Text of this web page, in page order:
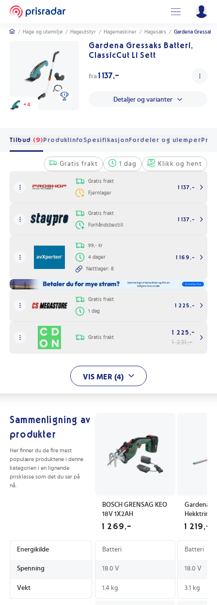
/ Hage og utemiljø / Hageutstyr / Hagemaskiner / Hagesaks / Gardena
+4
Gardena Gressaks Batteri,
ClassicCut Li Sett
fra 1 137,-
Detaljer og varianter
Tilbud (9)Produktinfo SpesifikasjonFordeler og ulemperPris
Gratis frakt 1 dag Klikk og hent
Gratis frakt
Fjernlager
1 137,-
Gratis frakt
Forhåndsbestill
1 137,-
99,- kr
4 dager
Nettlager: 8
1 169,-
Gratis frakt
1 dag
1 225,-
Gratis frakt
1 225,-
1 231,-
VIS MER (4)
Sammenligning av
produkter
Her finner du de fire mest
populære produktene i denne
kategorien i en lignende
prisklasse som det du ser på
nå.
BOSCH GRENSAG KEO
18V 1X2AH
1 269,-
Gardena
P4A solo
1 219,-
Energikilde Batteri Batteri
Spenning 18.0 V 18.0 V
Vekt 1.4 kg 3.1 kg